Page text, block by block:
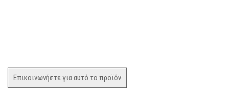
Επικοινωνήστε για αυτό το προϊόν